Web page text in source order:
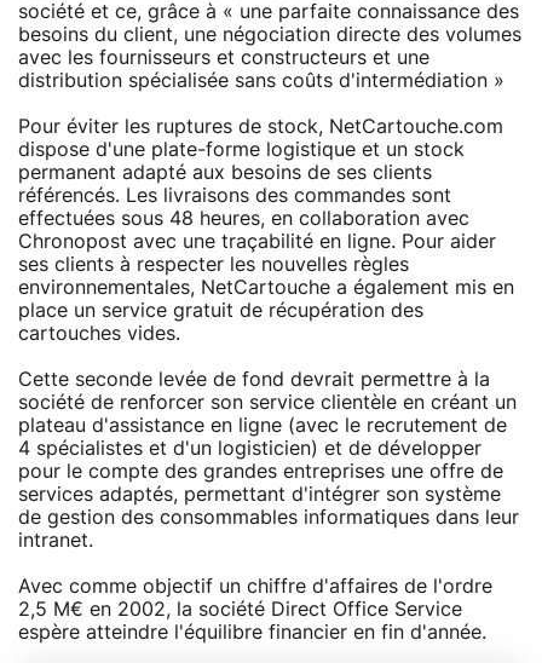
société et ce, grâce à « une parfaite connaissance des
besoins du client, une négociation directe des volumes
avec les fournisseurs et constructeurs et une
distribution spécialisée sans coûts d'intermédiation »
Pour éviter les ruptures de stock, NetCartouche.com
dispose d'une plate-forme logistique et un stock
permanent adapté aux besoins de ses clients
référencés. Les livraisons des commandes sont
effectuées sous 48 heures, en collaboration avec
Chronopost avec une traçabilité en ligne. Pour aider
ses clients à respecter les nouvelles règles
environnementales, NetCartouche a également mis en
place un service gratuit de récupération des
cartouches vides.
Cette seconde levée de fond devrait permettre à la
société de renforcer son service clientèle en créant un
plateau d'assistance en ligne (avec le recrutement de
4 spécialistes et d'un logisticien) et de développer
pour le compte des grandes entreprises une offre de
services adaptés, permettant d'intégrer son système
de gestion des consommables informatiques dans leur
intranet.
Avec comme objectif un chiffre d'affaires de l'ordre
2,5 M€ en 2002, la société Direct Office Service
espère atteindre l'équilibre financier en fin d'année.